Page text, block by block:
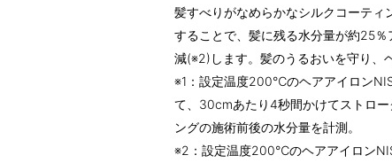
髪すべりがなめらかなシルクコーティ
することで、髪に残る水分量が約25
減(※2)します。髪のうるおいを守り、
※1：設定温度200℃のヘアアイロン
て、30cmあたり4秒間かけてストロ
ングの施術前後の水分量を計測。
※2：設定温度200℃のヘアアイロン